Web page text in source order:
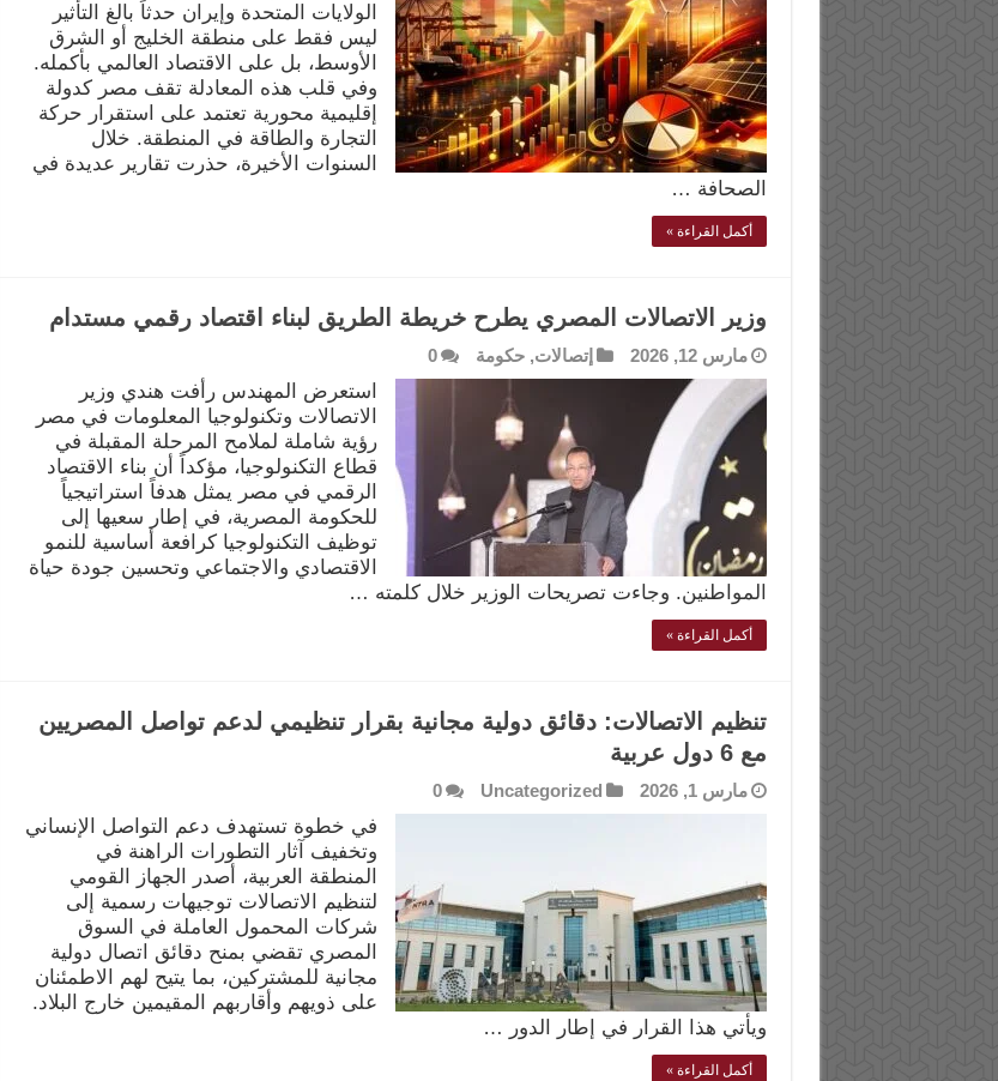
الولايات المتحدة وإيران حدثاً بالغ التأثير
ليس فقط على منطقة الخليج أو الشرق
الأوسط، بل على الاقتصاد العالمي بأكمله.
وفي قلب هذه المعادلة تقف مصر كدولة
إقليمية محورية تعتمد على استقرار حركة
التجارة والطاقة في المنطقة. خلال
السنوات الأخيرة، حذرت تقارير عديدة في
الصحافة …
أكمل القراءة »
وزير الاتصالات المصري يطرح خريطة الطريق لبناء اقتصاد رقمي مستدام
مارس 12, 2026 إتصالات,حكومة 0
استعرض المهندس رأفت هندي وزير
الاتصالات وتكنولوجيا المعلومات في مصر
رؤية شاملة لملامح المرحلة المقبلة في
قطاع التكنولوجيا، مؤكداً أن بناء الاقتصاد
الرقمي في مصر يمثل هدفاً استراتيجياً
للحكومة المصرية، في إطار سعيها إلى
توظيف التكنولوجيا كرافعة أساسية للنمو
الاقتصادي والاجتماعي وتحسين جودة حياة
المواطنين. وجاءت تصريحات الوزير خلال كلمته …
أكمل القراءة »
تنظيم الاتصالات: دقائق دولية مجانية بقرار تنظيمي لدعم تواصل المصريين
مع 6 دول عربية
مارس 1, 2026 Uncategorized
0
في خطوة تستهدف دعم التواصل الإنساني
وتخفيف آثار التطورات الراهنة في
المنطقة العربية، أصدر الجهاز القومي
لتنظيم الاتصالات توجيهات رسمية إلى
شركات المحمول العاملة في السوق
المصري تقضي بمنح دقائق اتصال دولية
مجانية للمشتركين، بما يتيح لهم الاطمئنان
على ذويهم وأقاربهم المقيمين خارج البلاد.
ويأتي هذا القرار في إطار الدور …
أكمل القراءة »